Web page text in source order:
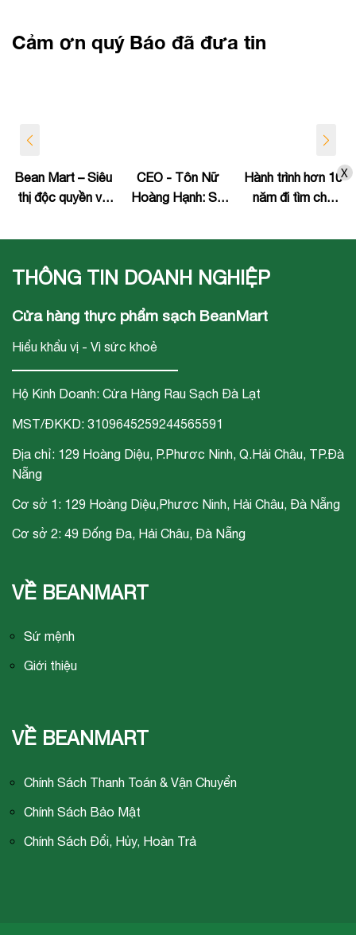
Cảm ơn quý Báo đã đưa tin
Bean Mart – Siêu
thị độc quyền về
phẩm rau Nhật
CEO - Tôn Nữ
Hoàng Hạnh: Sự
sức khỏe cộng
chuỗi siêu thị thực
Mart
Hành trình hơn 10
năm đi tìm chỗ
trường của Bean
X
THÔNG TIN DOANH NGHIỆP
Cửa hàng thực phẩm sạch BeanMart
Hiểu khẩu vị - Vì sức khoẻ
Hộ Kinh Doanh: Cửa Hàng Rau Sạch Đà Lạt
MST/ĐKKD: 3109645259244565591
Địa chỉ: 129 Hoàng Diệu, P.Phươc Ninh, Q.Hải Châu, TP.Đà
Nẵng
Cơ sở 1: 129 Hoàng Diệu,Phươc Ninh, Hải Châu, Đà Nẵng
Cơ sở 2: 49 Đống Đa, Hải Châu, Đà Nẵng
VỀ BEANMART
Sứ mệnh
Giới thiệu
VỀ BEANMART
Chính Sách Thanh Toán & Vận Chuyển
Chính Sách Bảo Mật
Chính Sách Đổi, Hủy, Hoàn Trả